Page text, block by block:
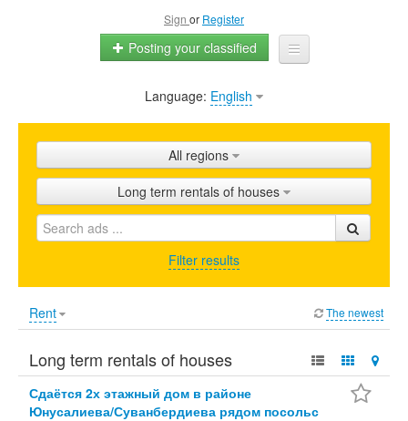
Sign or Register
Posting your classified
Home
Shops
Promotion
FAQ
Language: English
All regions
Long term rentals of houses
Filter results
Rent The newest
Long term rentals of houses
Сдаётся 2х этажный дом в районе
Юнусалиева/Суванбердиева рядом посольс